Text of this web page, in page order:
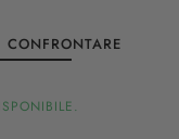
CONFRONTARE